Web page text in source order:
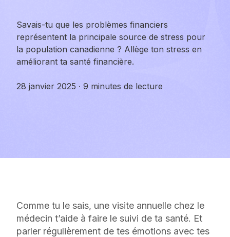
Savais-tu que les problèmes financiers
représentent la principale source de stress pour
la population canadienne ? Allège ton stress en
améliorant ta santé financière.
28 janvier 2025 · 9 minutes de lecture
Comme tu le sais, une visite annuelle chez le
médecin t’aide à faire le suivi de ta santé. Et
parler régulièrement de tes émotions avec tes